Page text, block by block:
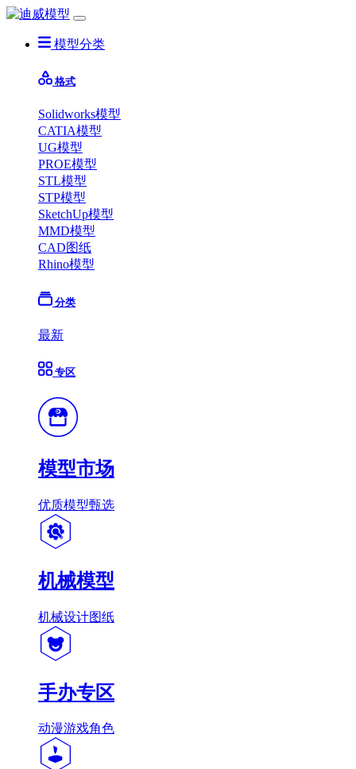
模型分类
格式
Solidworks模型
CATIA模型
UG模型
PROE模型
STL模型
STP模型
SketchUp模型
MMD模型
CAD图纸
Rhino模型
分类
最新
专区
模型市场
优质模型甄选
机械模型
机械设计图纸
手办专区
动漫游戏角色